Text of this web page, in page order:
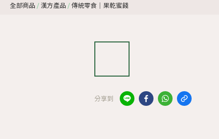
全部商品 / 漢方產品 /傳統零食｜果乾蜜餞
分享到